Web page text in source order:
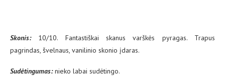
Skonis:10/10. Fantastiškai skanus varškės pyragas. Trapus
pagrindas, švelnaus, vanilinio skonio įdaras.
Sudėtingumas:nieko labai sudėtingo.